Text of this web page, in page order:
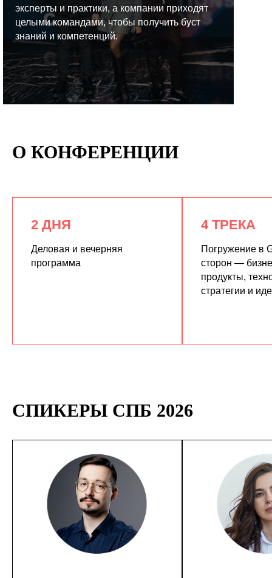
эксперты и практики, а компании приходят
целыми командами, чтобы получить буст
знаний и компетенций.
О КОНФЕРЕНЦИИ
2 ДНЯ
Деловая и вечерняя
программа
4 ТРЕКА
Погружение в
сторон —
продукты,
стратегии и
СПИКЕРЫ СПБ 2026
КУПИТЬ ЗАПИСИ